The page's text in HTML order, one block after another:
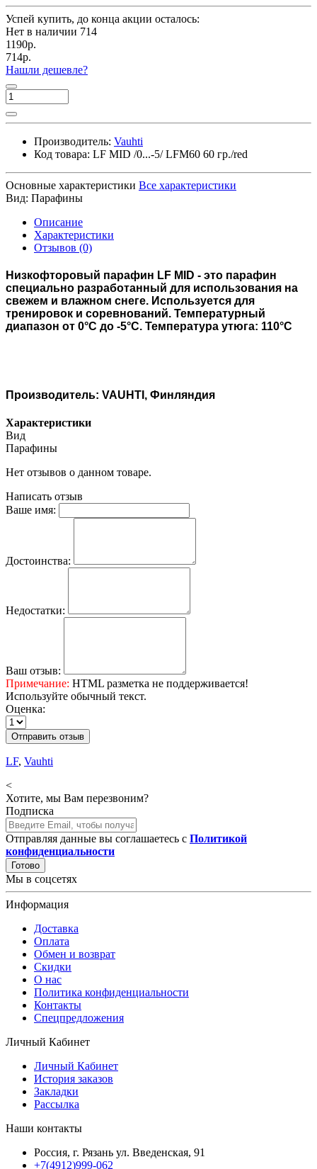
Успей купить, до конца акции осталось:
Нет в наличии 714
1190р.
714р.
Нашли дешевле?
Производитель: Vauhti
Код товара: LF MID /0...-5/ LFM60 60 гр./red
Основные характеристики Все характеристики
Вид: Парафины
Описание
Характеристики
Отзывов (0)
Низкофторовый парафин LF MID - это парафин
специально разработанный для использования на
свежем и влажном снеге. Используется для
тренировок и соревнований. Температурный
диапазон от 0°С до -5°С. Температура утюга: 110°С
Производитель: VAUHTI, Финляндия
Характеристики
Вид
Парафины
Нет отзывов о данном товаре.
Написать отзыв
Ваше имя:
Достоинства:
Недостатки:
Ваш отзыв:
Примечание: HTML разметка не поддерживается!
Используйте обычный текст.
Оценка:
Отправить отзыв
LF, Vauhti
<
Хотите, мы Вам перезвоним?
Подписка
Отправляя данные вы соглашаетесь с Политикой
конфиденциальности
Готово
Мы в соцсетях
Информация
Доставка
Оплата
Обмен и возврат
Скидки
О нас
Политика конфиденциальности
Контакты
Спецпредложения
Личный Кабинет
Личный Кабинет
История заказов
Закладки
Рассылка
Наши контакты
Россия, г. Рязань ул. Введенская, 91
+7(4912)999-062